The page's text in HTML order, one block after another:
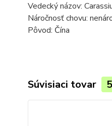
Vedecký názov:
Náročnosť chovu:
Pôvod: Čína
Súvisiaci tovar 5